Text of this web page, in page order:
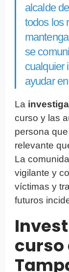
alcalde
todos los
se
cualquier
ayudar
La
curso y las
persona
relevante
La
vigilante y
víctimas y
futuros
curso